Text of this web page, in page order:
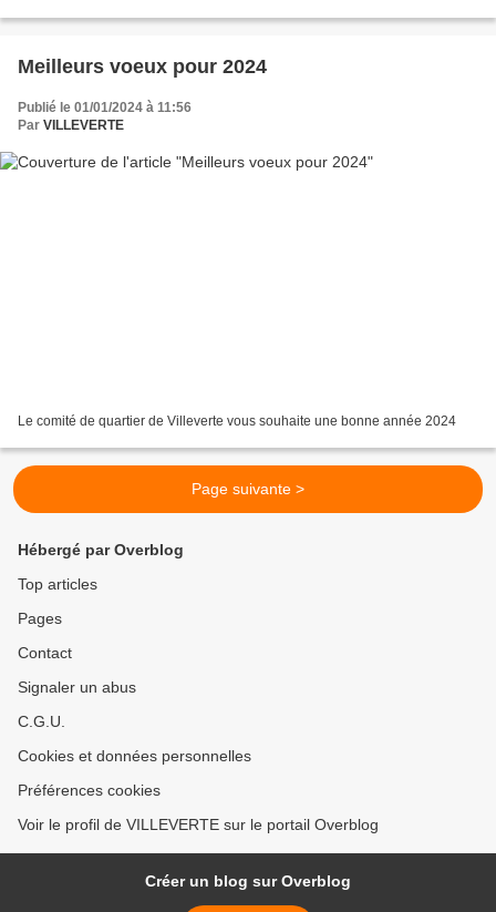
Meilleurs voeux pour 2024
Publié le 01/01/2024 à 11:56
Par VILLEVERTE
Le comité de quartier de Villeverte vous souhaite une bonne année 2024
Page suivante >
Hébergé par Overblog
Top articles
Pages
Contact
Signaler un abus
C.G.U.
Cookies et données personnelles
Préférences cookies
Voir le profil de VILLEVERTE sur le portail Overblog
Créer un blog sur Overblog